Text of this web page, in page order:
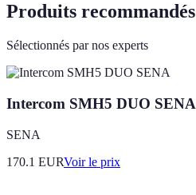
Produits recommandés
Sélectionnés par nos experts
Intercom SMH5 DUO SENA
SENA
170.1 EURVoir le prix